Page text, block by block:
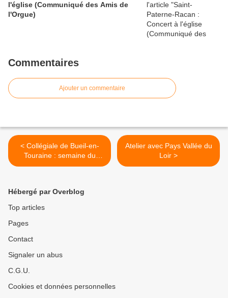
l'église (Communiqué des Amis de
l'Orgue)
Commentaires
Ajouter un commentaire
< Collégiale de Bueil-en-
Touraine : semaine du
Patrimoine
Atelier avec Pays Vallée du
Loir >
Hébergé par Overblog
Top articles
Pages
Contact
Signaler un abus
C.G.U.
Cookies et données personnelles